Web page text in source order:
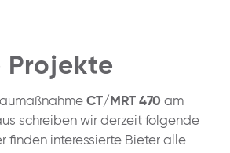
Projekte
CT/MRT 470 am
schreiben wir derzeit folgende
finden interessierte Bieter alle